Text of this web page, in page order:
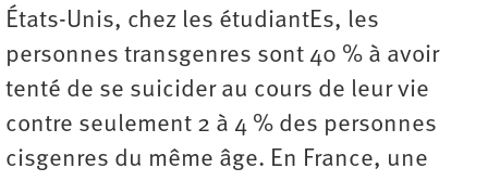
États-Unis, chez les étudiantEs, les
personnes transgenres sont 40 % à avoir
tenté de se suicider au cours de leur vie
contre seulement 2 à 4 % des personnes
cisgenres du même âge. En France, une